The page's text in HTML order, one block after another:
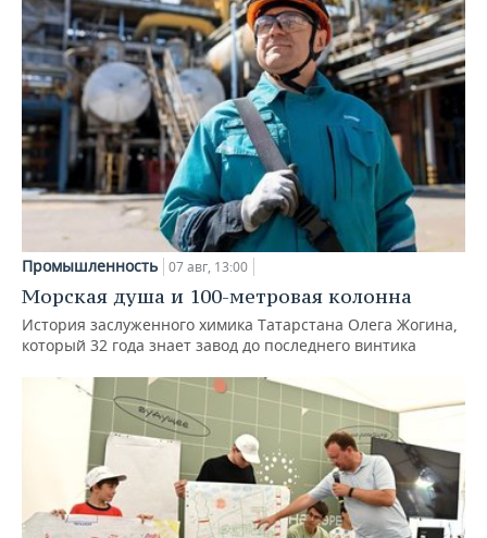
Промышленность 07 авг, 13:00
Морская душа и 100-метровая колонна
История заслуженного химика Татарстана Олега Жогина,
который 32 года знает завод до последнего винтика